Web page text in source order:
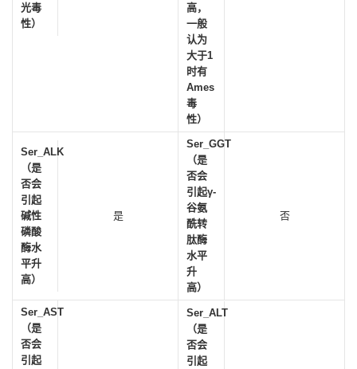
光毒
性）
高，
一般
认为
大于1
时有
Ames
毒
性）
Ser_ALK
（是
否会
引起
碱性
磷酸
酶水
平升
高）
是
Ser_GGT
（是
否会
引起γ-
谷氨
酰转
肽酶
水平
升
高）
否
Ser_AST
（是
否会
引起
Ser_ALT
（是
否会
引起